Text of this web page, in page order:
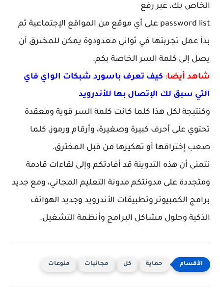
الخاص بك، عبر رفع
password list على أي موقع من المواقع الإجتماعية ثم
بدأ عمل تجربتها في ثواني معدودوة يمكن للمخترق أن
يصل إلى كلمة السر الخاصة بكم.
شاهد أيضا: كيف تعرف باسورد شبكات الواي فاي
التي سبق لك الإتصال بها للأندرويد
وكنتيجة لكل هذا كلما كانت كلمة السر قوية ومعقدة
تحتوي على أحرف كبيرة وصغيرة، وأرقام ورموز، كلما
صعب إختراقها أو تهكيرها من قبل المخترق.
نتمنى أن هذه التدوينة قد أفادتكم وإلى لقاءات قادمة
ومتجددة على مدونتكم مدونة التعليم المجاني، ومع جديد
برامج الكمبيوتر وتطبيقات الأندرويد وجديد الهواتف
الذكية وحلول مشاكل البرامج وأنظمة التشغيل.
حماية كل مجانيات منوعات